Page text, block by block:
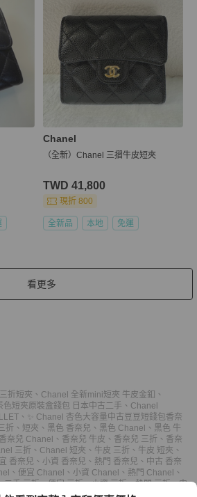
Chanel
（全新）Chanel 三摺牛皮短夾
TWD 41,800
現折 800
全新品 本地 免運
看更多
折短夾 、 Chanel 全新mini短夾 牛皮金釦 、
短夾原裝盒錢包 日本中古二手 、 Chanel
、 ✨ Chanel 杏色大容量中古豆豆短錢包 香奈
折 、 短夾 、 黑色 香奈兒 、 黑色 Chanel 、 黑色 牛
香奈兒 Chanel 、 香奈兒 牛皮 、 香奈兒 三折 、 香奈
三折 、 Chanel 短夾 、 牛皮 三折 、 牛皮 短夾 、
香奈兒 、 小資 香奈兒 、 熱門 香奈兒 、 中古 香奈
、 便宜 Chanel 、 小資 Chanel 、 熱門 Chanel 、
二手 三折、便宜 三折、小資 三折、熱門 三折、中
、便宜 短夾、 小資 短夾、熱門 短夾